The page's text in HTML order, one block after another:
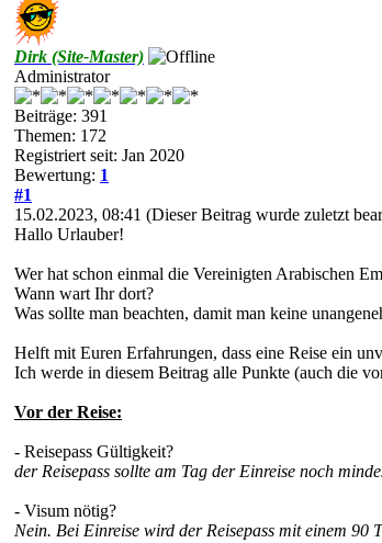
Dirk (Site-Master)
Administrator
Beiträge: 391
Themen: 172
Registriert seit: Jan 2020
Bewertung: 1
#1
15.02.2023, 08:41 (Dieser Beitrag wurde zuletzt
Hallo Urlauber!
Wer hat schon einmal die Vereinigten Arabischen
Wann wart Ihr dort?
Was sollte man beachten, damit man keine
Helft mit Euren Erfahrungen, dass eine Reise ein
Ich werde in diesem Beitrag alle Punkte (auch die
Vor der Reise:
- Reisepass Gültigkeit?
der Reisepass sollte am Tag der Einreise noch
- Visum nötig?
Nein. Bei Einreise wird der Reisepass mit einem 90